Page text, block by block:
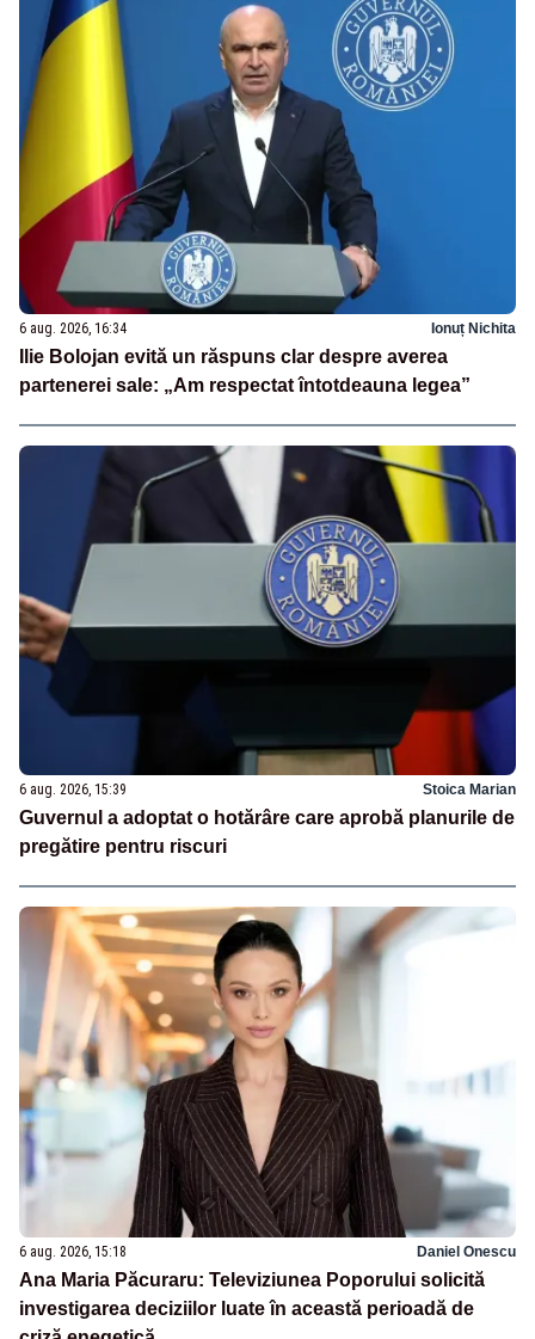
6 aug. 2026, 16:34 Ionuț Nichita
Ilie Bolojan evită un răspuns clar despre averea
partenerei sale: „Am respectat întotdeauna legea”
6 aug. 2026, 15:39 Stoica Marian
Guvernul a adoptat o hotărâre care aprobă planurile de
pregătire pentru riscuri
6 aug. 2026, 15:18 Daniel Onescu
Ana Maria Păcuraru: Televiziunea Poporului solicită
investigarea deciziilor luate în această perioadă de